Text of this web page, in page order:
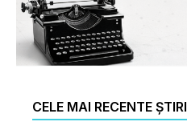
CELE MAI RECENTE ȘTIRI